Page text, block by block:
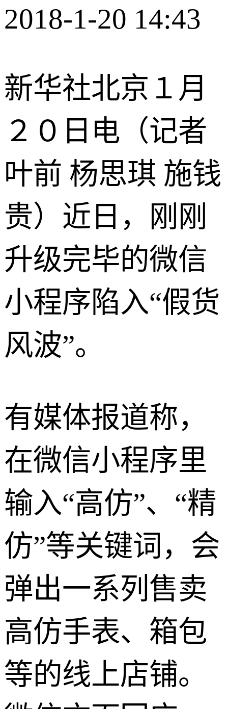
2018-1-20 14:43
新华社北京１月
２０日电（记者
叶前 杨思琪 施钱
贵）近日，刚刚
升级完毕的微信
小程序陷入“假货
风波”。
有媒体报道称，
在微信小程序里
输入“高仿”、“精
仿”等关键词，会
弹出一系列售卖
高仿手表、箱包
等的线上店铺。